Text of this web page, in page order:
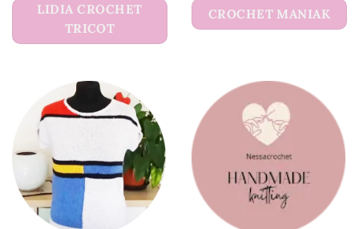
LIDIA CROCHET
TRICOT
CROCHET MANIAK